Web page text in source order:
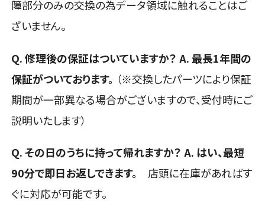
障部分のみの交換の為データ領域に触れることはご
ざいません。
Q. 修理後の保証はついていますか？ A. 最長1年間の
保証がついております。 （※交換したパーツにより保証
期間が一部異なる場合がございますので、受付時にご
説明いたします）
Q. その日のうちに持って帰れますか？ A. はい、最短
90分で即日お返しできます。 店頭に在庫があればす
ぐに対応が可能です。